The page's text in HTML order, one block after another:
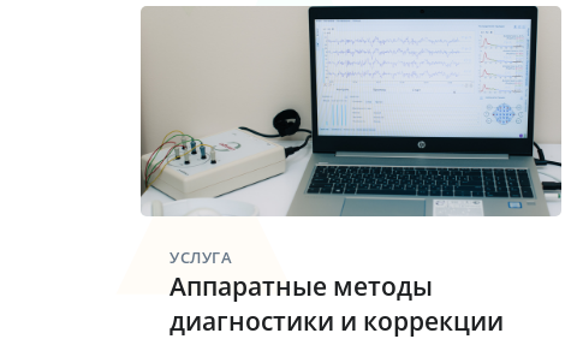
УСЛУГА
Аппаратные методы
диагностики и коррекции